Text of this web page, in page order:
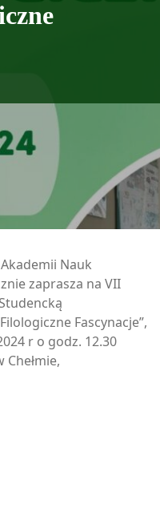
Nauk
zaprasza na VII
Fascynacje”,
r o godz. 12.30